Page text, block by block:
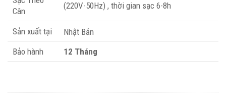
Cân
(220V-50Hz) , thời gian sạc 6-8h
Sản xuất tại
Nhật Bản
Bảo hành
12 Tháng